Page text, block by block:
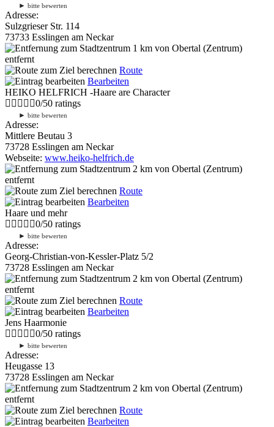
► bitte bewerten
Adresse:
Sulzgrieser Str. 114
73733 Esslingen am Neckar
1 km von Obertal (Zentrum)
entfernt
Route
Bearbeiten
HEIKO HELFRICH -Haare are Character
0/50 ratings
► bitte bewerten
Adresse:
Mittlere Beutau 3
73728 Esslingen am Neckar
Webseite: www.heiko-helfrich.de
2 km von Obertal (Zentrum)
entfernt
Route
Bearbeiten
Haare und mehr
0/50 ratings
► bitte bewerten
Adresse:
Georg-Christian-von-Kessler-Platz 5/2
73728 Esslingen am Neckar
2 km von Obertal (Zentrum)
entfernt
Route
Bearbeiten
Jens Haarmonie
0/50 ratings
► bitte bewerten
Adresse:
Heugasse 13
73728 Esslingen am Neckar
2 km von Obertal (Zentrum)
entfernt
Route
Bearbeiten